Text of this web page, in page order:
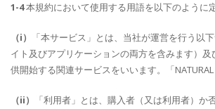
1-4本規約において使用する用語を以下のように定
（i）
「本サービス」とは、当社が運営を行う以
イト及びアプリケーションの両方を含みます）
供開始する関連サービスをいいます。「NATURAL
（ii）
「利用者」とは、購入者（又は利用者）か